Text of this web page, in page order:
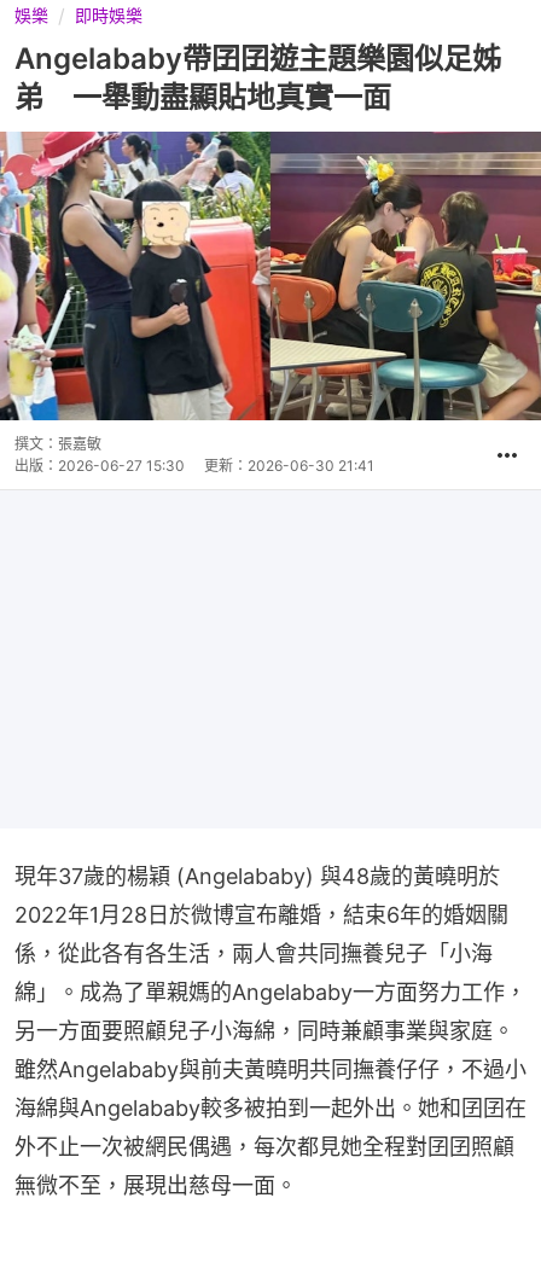
娛樂 即時娛樂
Angelababy帶囝囝遊主題樂園似足姊
弟 一舉動盡顯貼地真實一面
撰文： 張嘉敏
出版： 2026-06-27 15:30 更新： 2026-06-30 21:41
現年37歲的楊穎 (Angelababy) 與48歲的黃曉明於
2022年1月28日於微博宣布離婚，結束6年的婚姻關
係，從此各有各生活，兩人會共同撫養兒子「小海
綿」。成為了單親媽的Angelababy一方面努力工作，
另一方面要照顧兒子小海綿，同時兼顧事業與家庭。
雖然Angelababy與前夫黃曉明共同撫養仔仔，不過小
海綿與Angelababy較多被拍到一起外出。她和囝囝在
外不止一次被網民偶遇，每次都見她全程對囝囝照顧
無微不至，展現出慈母一面。